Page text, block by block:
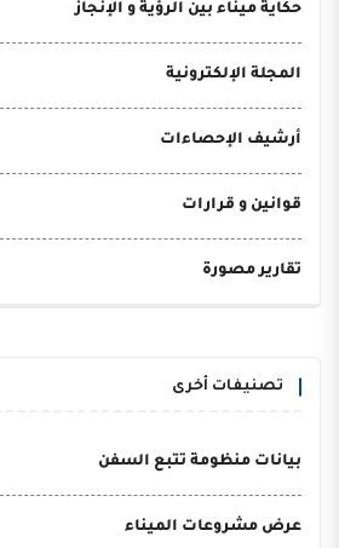
حكاية ميناء بين الرؤية و الإنجاز
المجلة الإلكترونية
أرشيف الإحصاءات
قوانين و قرارات
تقارير مصورة
تصنيفات أخرى
بيانات منظومة تتبع السفن
عرض مشروعات الميناء